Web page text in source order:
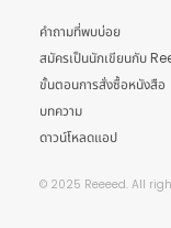
คำถามที่พบบ่อย
สมัครเป็นนักเขียนกับ
ขั้นตอนการสั่งซื้อหนังสือ
บทความ
ดาวน์โหลดแอป
© 2025 Reeeed. All